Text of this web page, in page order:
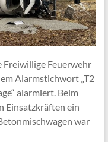
Feuerwehr
Alarmstichwort „T2
alarmiert. Beim
Einsatzkräften ein
war